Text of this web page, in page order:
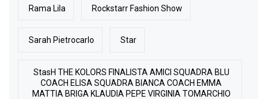
Rama Lila Rockstarr Fashion Show
Sarah Pietrocarlo Star
StasH THE KOLORS FINALISTA AMICI SQUADRA BLU
COACH ELISA SQUADRA BIANCA COACH EMMA
MATTIA BRIGA KLAUDIA PEPE VIRGINIA TOMARCHIO